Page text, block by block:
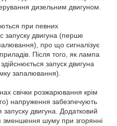
дизельним двигуном.
при певних
запуску двигуна (перше
про що сигналізує
Після того, як лампа
запуск двигуна
запалювання).
свічки розжарювання крім
напруження забезпечують
двигуна. Додатковий
зменшення шуму при згорянні